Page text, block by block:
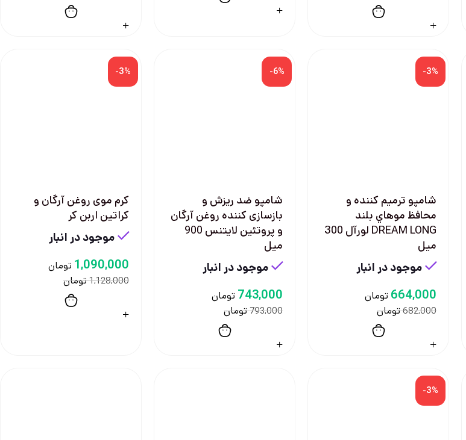
-3%
شامپو ترميم كننده و
محافظ موهاي بلند
DREAM LONG لورآل 300
ميل
موجود در انبار
682,000تومان
664,000 تومان
-6%
شامپو ضد ریزش و
بازسازی کننده روغن آرگان
و پروتئین لایتنس 900
میل
موجود در انبار
793,000تومان
743,000 تومان
-3%
کرم موی روغن آرگان و
کراتین اربن کر
موجود در انبار
1,128,000تومان
1,090,000 تومان
-3%